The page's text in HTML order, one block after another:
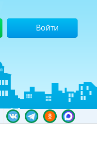
Войти